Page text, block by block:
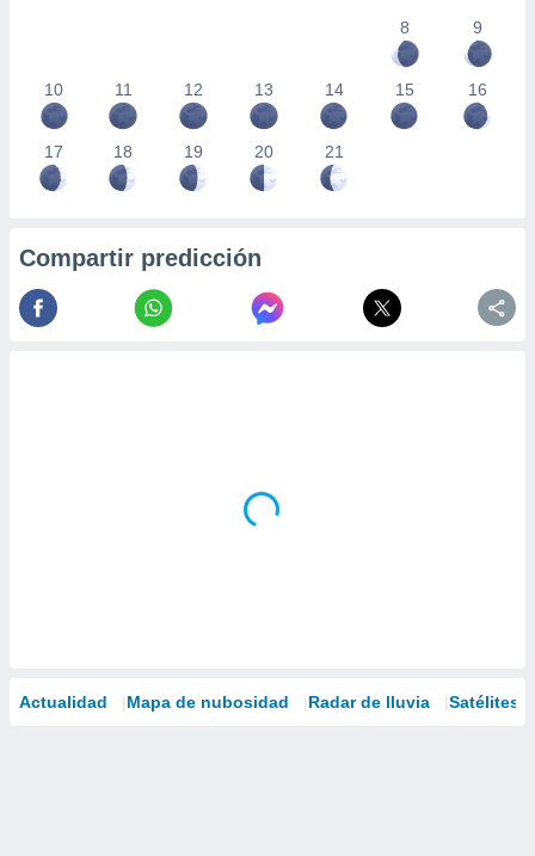
8
9
10 11 12 13 14 15 16
17 18 19 20 21
Compartir predicción
Actualidad Mapa de nubosidad Radar de lluvia Satélites